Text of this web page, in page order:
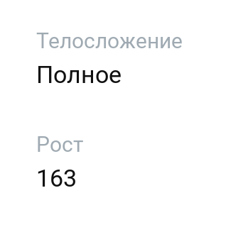
Телосложение
Полное
Рост
163